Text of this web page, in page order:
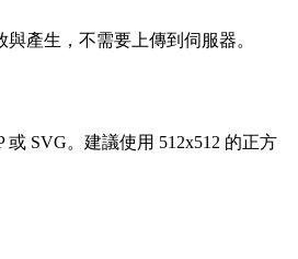
產生，不需要上傳到伺服器。
或 SVG。建議使用 512x512 的正方